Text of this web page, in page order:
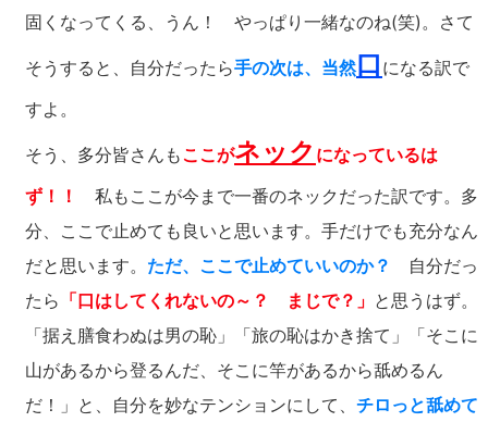
固くなってくる、うん！ やっぱり一緒なのね(笑)。さて
そうすると、自分だったら手の次は、当然口 になる訳で
すよ。
そう、多分皆さんもここがネック になっているは
ず！！
私もここが今まで一番のネックだった訳です。多
分、ここで止めても良いと思います。手だけでも充分なん
だと思います。 ただ、ここで止めていいのか？
自分だっ
たら 「口はしてくれないの～？ まじで？」 と思うはず。
「据え膳食わぬは男の恥」「旅の恥はかき捨て」「そこに
山があるから登るんだ、そこに竿があるから舐めるん
だ！」と、自分を妙なテンションにして、 チロっと舐めて